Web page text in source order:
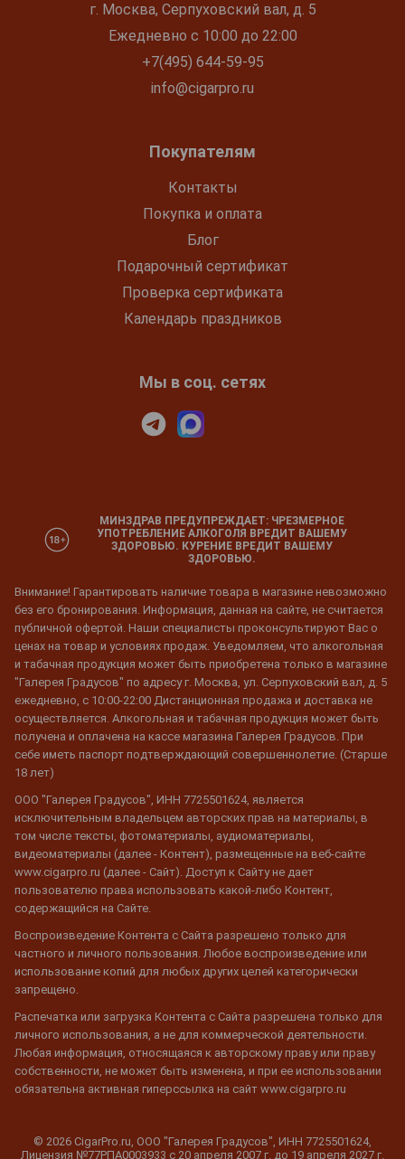
г. Москва, Серпуховский вал, д. 5
Ежедневно с 10:00 до 22:00
+7(495) 644-59-95
info@cigarpro.ru
Покупателям
Контакты
Покупка и оплата
Блог
Подарочный сертификат
Проверка сертификата
Календарь праздников
Мы в соц. сетях
МИНЗДРАВ ПРЕДУПРЕЖДАЕТ: ЧРЕЗМЕРНОЕ
УПОТРЕБЛЕНИЕ АЛКОГОЛЯ ВРЕДИТ ВАШЕМУ
ЗДОРОВЬЮ. КУРЕНИЕ ВРЕДИТ ВАШЕМУ
ЗДОРОВЬЮ.
Внимание! Гарантировать наличие товара в магазине невозможно
без его бронирования. Информация, данная на сайте, не считается
публичной офертой. Наши специалисты проконсультируют Вас о
ценах на товар и условиях продаж. Уведомляем, что алкогольная
и табачная продукция может быть приобретена только в магазине
"Галерея Градусов" по адресу г. Москва, ул. Серпуховский вал, д. 5
ежедневно, с 10:00-22:00 Дистанционная продажа и доставка не
осуществляется. Алкогольная и табачная продукция может быть
получена и оплачена на кассе магазина Галерея Градусов. При
себе иметь паспорт подтверждающий совершеннолетие. (Старше
18 лет)
ООО "Галерея Градусов", ИНН 7725501624, является
исключительным владельцем авторских прав на материалы, в
том числе тексты, фотоматериалы, аудиоматериалы,
видеоматериалы (далее - Контент), размещенные на веб-сайте
www.cigarpro.ru (далее - Сайт). Доступ к Сайту не дает
пользователю права использовать какой-либо Контент,
содержащийся на Сайте.
Воспроизведение Контента с Сайта разрешено только для
частного и личного пользования. Любое воспроизведение или
использование копий для любых других целей категорически
запрещено.
Распечатка или загрузка Контента с Сайта разрешена только для
личного использования, а не для коммерческой деятельности.
Любая информация, относящаяся к авторскому праву или праву
собственности, не может быть изменена, и при ее использовании
обязательна активная гиперссылка на сайт www.cigarpro.ru
© 2026 CigarPro.ru, ООО "Галерея Градусов", ИНН 7725501624,
Лицензия №77РПА0003933 c 20 апреля 2007 г. до 19 апреля 2027 г.